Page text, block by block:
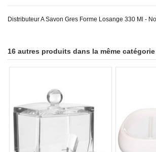
Distributeur A Savon Gres Forme Losange 330 Ml -
16 autres produits dans la même catégorie